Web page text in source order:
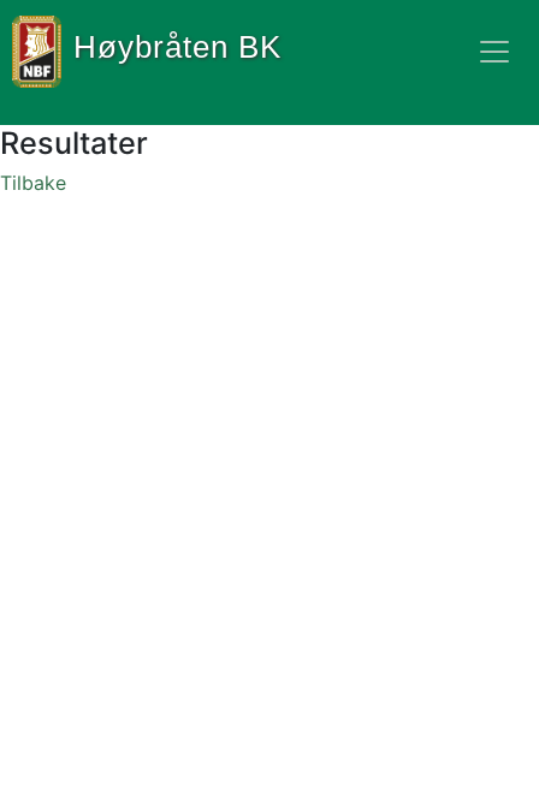
Høybråten BK
Resultater
Tilbake